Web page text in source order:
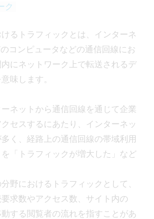
ク
るトラフィックとは、インターネ
コンピュータなどの通信回線にお
にネットワーク上で転送されるデ
味します。
ネットから通信回線を通じて企業
セスするにあたり、インターネッ
多く、経路上の通信回線の帯域利用
「トラフィックが増大した」など
野におけるトラフィックとして、
求数やアクセス数、サイト内の
する閲覧者の流れを指すことがあ